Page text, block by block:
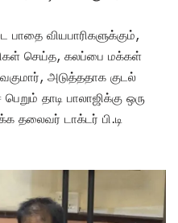
வியபாரிகளுக்கும்,
செய்த, கலப்பை மக்கள்
அடுத்ததாக குடல்
தாடி பாலாஜிக்கு ஒரு
தலைவர் டாக்டர் பி.டி